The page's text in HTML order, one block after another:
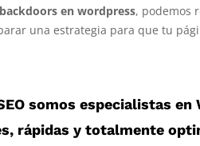
backdoors en wordpress, podemos
una estrategia para que tu
somos especialistas en
rápidas y totalmente